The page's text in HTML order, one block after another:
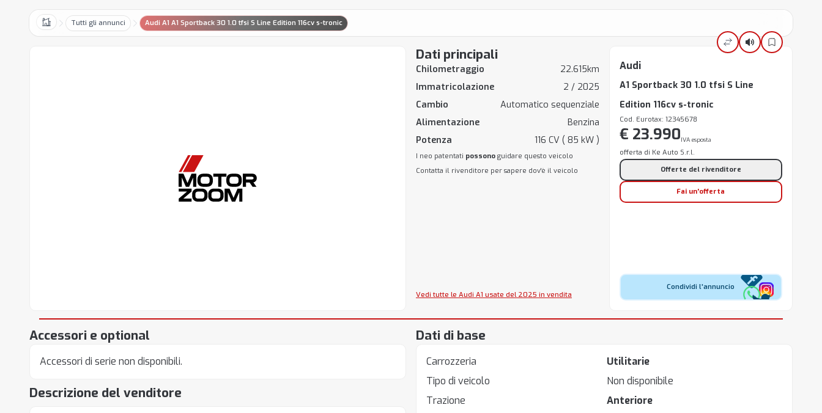
Home Tutti gli annunci Audi A1 A1 Sportback 30 1.0 tfsi S Line Edition 116cv s-tronic
Dati principali
Chilometraggio
22.615km
Immatricolazione
2 / 2025
Cambio
Automatico sequenziale
Alimentazione
Benzina
Potenza
116 CV ( 85 kW )
I neo patentati possonoguidare questo veicolo
Contatta il rivenditore per sapere dov'è il veicolo
Vedi tutte le Audi A1 usate del 2025 in vendita
Audi
A1 Sportback 30 1.0 tfsi S Line
Edition 116cv s-tronic
Cod. Eurotax: 12345678
€ 23.990IVA esposta
offerta di Ke Auto S.r.l.
Offerte del rivenditore
Fai un'offerta
Condividi l'annuncio
Descrizione del venditore
Accessori e optional
Accessori di serie non disponibili.
Dati di base
Carrozzeria
Utilitarie
Tipo di veicolo
Non disponibile
Trazione
Anteriore